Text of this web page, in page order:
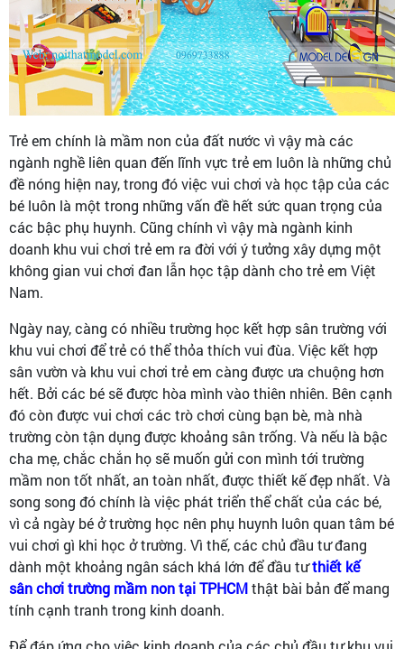
Trẻ em chính là mầm non của đất nước vì vậy mà các
ngành nghề liên quan đến lĩnh vực trẻ em luôn là những chủ
đề nóng hiện nay, trong đó việc vui chơi và học tập của các
bé luôn là một trong những vấn đề hết sức quan trọng của
các bậc phụ huynh. Cũng chính vì vậy mà ngành kinh
doanh khu vui chơi trẻ em ra đời với ý tưởng xây dựng một
không gian vui chơi đan lẫn học tập dành cho trẻ em Việt
Nam.
Ngày nay, càng có nhiều trường học kết hợp sân trường với
khu vui chơi để trẻ có thể thỏa thích vui đùa. Việc kết hợp
sân vườn và khu vui chơi trẻ em càng được ưa chuộng hơn
hết. Bởi các bé sẽ được hòa mình vào thiên nhiên. Bên cạnh
đó còn được vui chơi các trò chơi cùng bạn bè, mà nhà
trường còn tận dụng được khoảng sân trống. Và nếu là bậc
cha mẹ, chắc chắn họ sẽ muốn gửi con mình tới trường
mầm non tốt nhất, an toàn nhất, được thiết kế đẹp nhất. Và
song song đó chính là việc phát triển thể chất của các bé,
vì cả ngày bé ở trường học nên phụ huynh luôn quan tâm bé
vui chơi gì khi học ở trường. Vì thế, các chủ đầu tư đang
dành một khoảng ngân sách khá lớn để đầu tưthiết kế
sân chơi trường mầm non tại TPHCMthật bài bản để mang
tính cạnh tranh trong kinh doanh.